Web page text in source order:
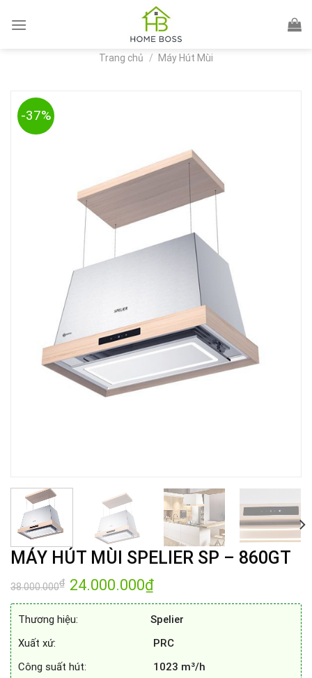
Trang chủ / Máy Hút Mùi
-37%
MÁY HÚT MÙI SPELIER SP – 860GT
38.000.000₫ Giá
gốc
là:
24.000.000₫Giá
tại
24.000.000₫.
Thương hiệu:
Spelier
Xuất xứ:
PRC
Công suất hút:
1023 m³/h